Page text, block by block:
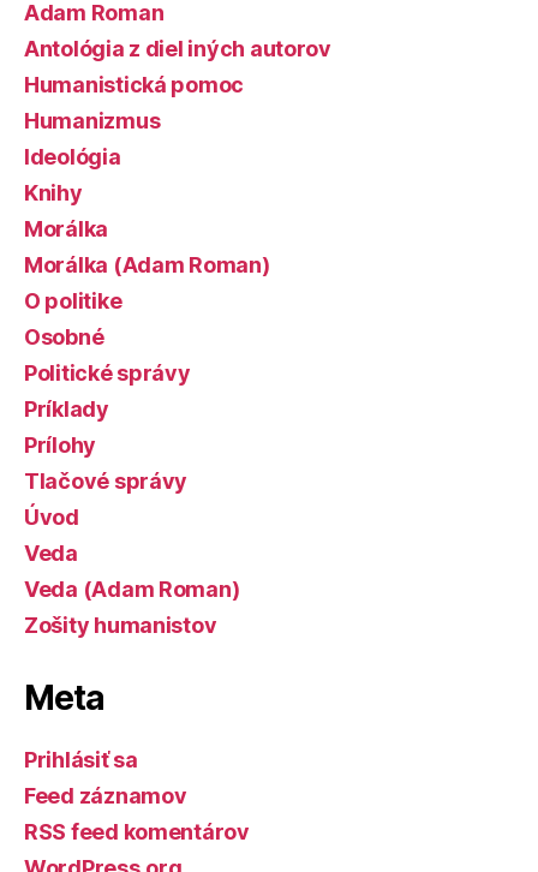
Adam Roman
Antológia z diel iných autorov
Humanistická pomoc
Humanizmus
Ideológia
Knihy
Morálka
Morálka (Adam Roman)
O politike
Osobné
Politické správy
Príklady
Prílohy
Tlačové správy
Úvod
Veda
Veda (Adam Roman)
Zošity humanistov
Meta
Prihlásiť sa
Feed záznamov
RSS feed komentárov